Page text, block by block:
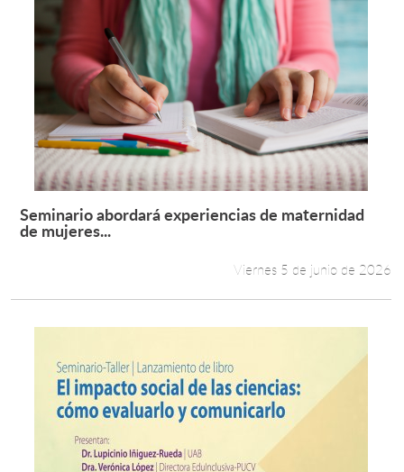
Leer más +
Seminario abordará experiencias de maternidad
de mujeres...
Viernes 5 de junio de 2026